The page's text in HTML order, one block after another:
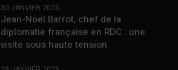
30 JANVIER 2025
Jean-Noël Barrot, chef de la
diplomatie française en RDC : une
visite sous haute tension